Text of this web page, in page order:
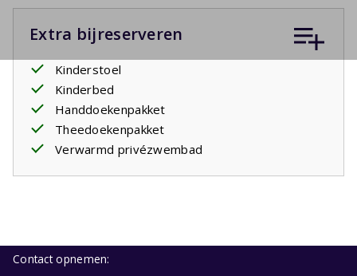
Extra bijreserveren
Kinderstoel
Kinderbed
Handdoekenpakket
Theedoekenpakket
Verwarmd privézwembad
Contact opnemen: